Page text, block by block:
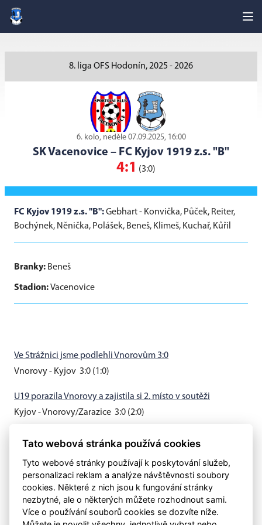
8. liga OFS Hodonín, 2025 - 2026
6. kolo, neděle 07.09.2025, 16:00
SK Vacenovice – FC Kyjov 1919 z.s. "B"
4:1 (3:0)
FC Kyjov 1919 z.s. "B":Gebhart - Konvička, Půček, Reiter,
Bochýnek, Něnička, Polášek, Beneš, Klimeš, Kuchař, Kůřil
Branky: Beneš
Stadion:Vacenovice
Ve Strážnici jsme podlehli Vnorovům 3:0
Vnorovy - Kyjov 3:0 (1:0)
U19 porazila Vnorovy a zajistila si 2. místo v soutěži
Kyjov - Vnorovy/Zarazice 3:0 (2:0)
Muži B vyhráli v Hovoranech 3:0
Tato webová stránka používá cookies
Tyto webové stránky používají k poskytování služeb,
personalizaci reklam a analýze návštěvnosti soubory
cookies. Některé z nich jsou k fungování stránky
nezbytné, ale o některých můžete rozhodnout sami.
Více o používání souborů cookies se dozvíte níže.